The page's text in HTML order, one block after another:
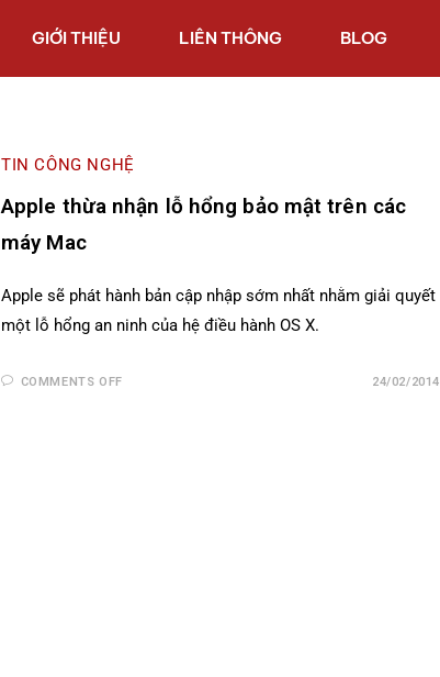
GIỚI THIỆU LIÊN THÔNG BLOG
TIN CÔNG NGHỆ
Apple thừa nhận lỗ hổng bảo mật trên các
máy Mac
Apple sẽ phát hành bản cập nhập sớm nhất nhằm giải quyết
một lỗ hổng an ninh của hệ điều hành OS X.
COMMENTS OFF 24/02/2014